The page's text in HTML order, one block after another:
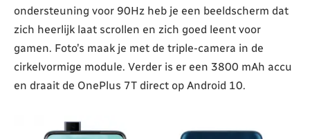
ondersteuning voor 90Hz heb je een beeldscherm dat
zich heerlijk laat scrollen en zich goed leent voor
gamen. Foto’s maak je met de triple-camera in de
cirkelvormige module. Verder is er een 3800 mAh accu
en draait de OnePlus 7T direct op Android 10.